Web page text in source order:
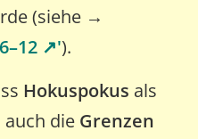
(siehe →
↗️').
Hokuspokus als
auch die Grenzen